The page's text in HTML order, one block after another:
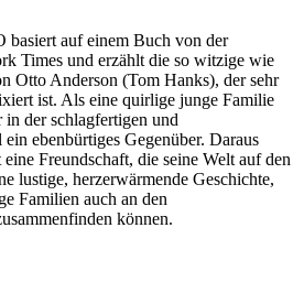
auf einem Buch von der
Times und erzählt die so witzige wie
Otto Anderson (Tom Hanks), der sehr
ist. Als eine quirlige junge Familie
in der schlagfertigen und
ebenbürtiges Gegenüber. Daraus
Freundschaft, die seine Welt auf den
lustige, herzerwärmende Geschichte,
Familien auch an den
können.